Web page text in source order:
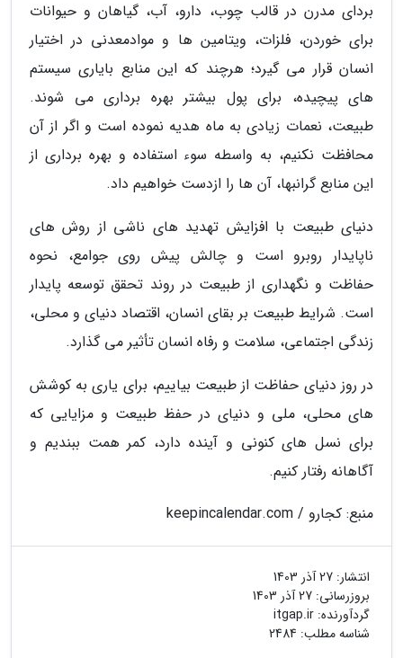
بردای مدرن در قالب چوب، دارو، آب، گیاهان و حیوانات
برای خوردن، فلزات، ویتامین ها و موادمعدنی در اختیار
انسان قرار می گیرد؛ هرچند که این منابع بایاری سیستم
های پیچیده، برای پول بیشتر بهره برداری می شوند.
طبیعت، نعمات زیادی به ماه هدیه نموده است و اگر از آن
محافظت نکنیم، به واسطه سوء استفاده و بهره برداری از
این منابع گرانبها، آن ها را ازدست خواهیم داد.
دنیای طبیعت با افزایش تهدید های ناشی از روش های
ناپایدار روبرو است و چالش پیش روی جوامع، نحوه
حفاظت و نگهداری از طبیعت در روند تحقق توسعه پایدار
است. شرایط طبیعت بر بقای انسان، اقتصاد دنیای و محلی،
زندگی اجتماعی، سلامت و رفاه انسان تأثیر می گذارد.
در روز دنیای حفاظت از طبیعت بیاییم، برای یاری به کوشش
های محلی، ملی و دنیای در حفظ طبیعت و مزایایی که
برای نسل های کنونی و آینده دارد، کمر همت ببندیم و
آگاهانه رفتار کنیم.
منبع: کجارو / keepincalendar.com
انتشار: 27 آذر 1403
بروزرسانی: 27 آذر 1403
گردآورنده: itgap.ir
شناسه مطلب: 2484